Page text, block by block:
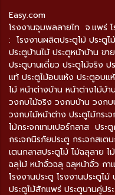
Easy.com
โรงงานจุมพลลายไท จ.แพร่
: โรงงานผลิตประตูไม้ ประตูไ
ประตูบ้านไม้ ประตูหน้าบ้าน ข
ประตูบานเดี่ยว ประตูไม้จริง ป
แท้ ประตูไม้อบแห้ง ประตูอบแ
ไม้ หน้าต่างบ้าน หน้าต่างไม้บ้
วงกบไม้จริง วงกบบ้าน วงก
วงกบไม้หน้าต่าง ประตูไม้กระ
ไม้กระจกเทมเปอร์กลาส ประ
กระจกนิรภัยประตู กระจกสเต
เตนกลาสประตูไม้ ไม้ฉลุลาย
ฉลุไม้ หน้าจั่วฉลุ ฉลุหน้าจั่ว ก
โรงงานประตู โรงงานประตูไ
ประตูไม้สักแพร่ ประตูบานคู่ปร